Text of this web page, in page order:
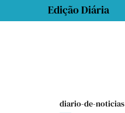
Edição Diária
diario-de-noticias